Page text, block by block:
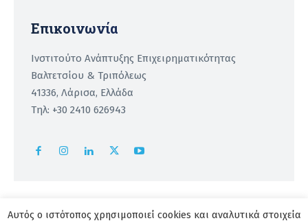
Επικοινωνία
Ινστιτούτο Ανάπτυξης Επιχειρηματικότητας
Βαλτετσίου & Τριπόλεως
41336, Λάρισα, Ελλάδα
Τηλ: +30 2410 626943
Αυτός ο ιστότοπος χρησιμοποιεί cookies και αναλυτικά στοιχεία